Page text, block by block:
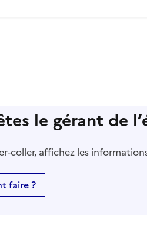
le gérant de
coller, affichez les
faire ?